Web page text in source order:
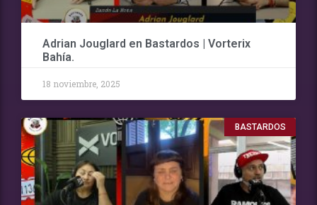
Adrian Jouglard en Bastardos | Vorterix
Bahía.
18 noviembre, 2025
BASTARDOS